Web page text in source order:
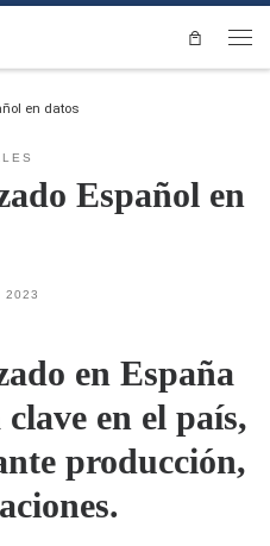
en datos
Español en
2023
en España
en el país,
producción,